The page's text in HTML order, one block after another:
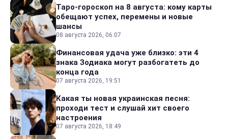
Таро-гороскоп на 8 августа: кому карты
обещают успех, перемены и новые
шансы
08 августа 2026, 06:07
Финансовая удача уже близко: эти 4
знака Зодиака могут разбогатеть до
конца года
07 августа 2026, 19:51
Какая ты новая украинская песня:
проходи тест и слушай хит своего
настроения
07 августа 2026, 18:49